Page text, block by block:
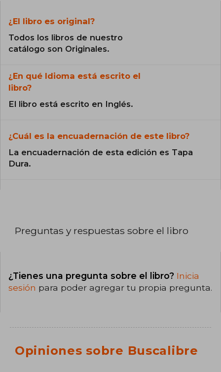
¿El libro es original?
Todos los libros de nuestro
catálogo son Originales.
¿En qué Idioma está escrito el
libro?
El libro está escrito en Inglés.
¿Cuál es la encuadernación de este libro?
La encuadernación de esta edición es Tapa
Dura.
Preguntas y respuestas sobre el libro
¿Tienes una pregunta sobre el libro? Inicia
sesión para poder agregar tu propia pregunta.
Opiniones sobre Buscalibre